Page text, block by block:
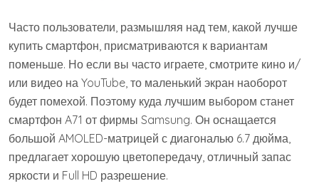
Часто пользователи, размышляя над тем, какой лучше
купить смартфон, присматриваются к вариантам
поменьше. Но если вы часто играете, смотрите кино и/
или видео на YouTube, то маленький экран наоборот
будет помехой. Поэтому куда лучшим выбором станет
смартфон A71 от фирмы Samsung. Он оснащается
большой AMOLED-матрицей с диагональю 6.7 дюйма,
предлагает хорошую цветопередачу, отличный запас
яркости и Full HD разрешение.